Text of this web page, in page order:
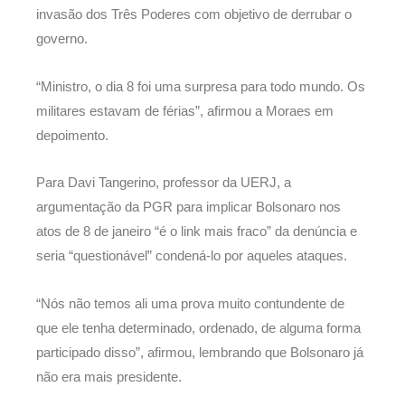
invasão dos Três Poderes com objetivo de derrubar o
governo.
“Ministro, o dia 8 foi uma surpresa para todo mundo. Os
militares estavam de férias”, afirmou a Moraes em
depoimento.
Para Davi Tangerino, professor da UERJ, a
argumentação da PGR para implicar Bolsonaro nos
atos de 8 de janeiro “é o link mais fraco” da denúncia e
seria “questionável” condená-lo por aqueles ataques.
“Nós não temos ali uma prova muito contundente de
que ele tenha determinado, ordenado, de alguma forma
participado disso”, afirmou, lembrando que Bolsonaro já
não era mais presidente.